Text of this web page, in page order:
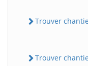
Trouver
Trouver